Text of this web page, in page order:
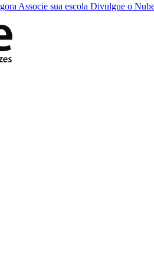
Associe sua escola Divulgue o